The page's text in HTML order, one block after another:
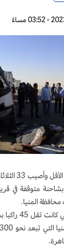
قضى 22
متوقفة في
المنيا.
اصطدمت